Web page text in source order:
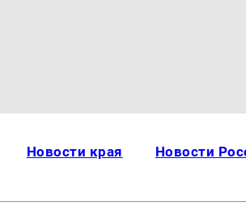
Новости края Новости